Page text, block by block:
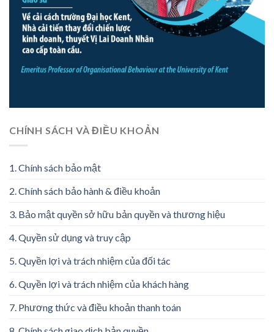
CHÍNH SÁCH VÀ ĐIỀU KHOẢN
1. Chính sách bảo mật
2. Chính sách bảo hành & điều khoản
3. Bảo mật quyền sở hữu bản quyền và thương hiệu
4. Quyền sử dụng và truy cập
5. Quyền lợi và trách nhiệm của đối tác
6. Quyền lợi và trách nhiệm của khách hàng
7. Phương thức và điều khoản thanh toán